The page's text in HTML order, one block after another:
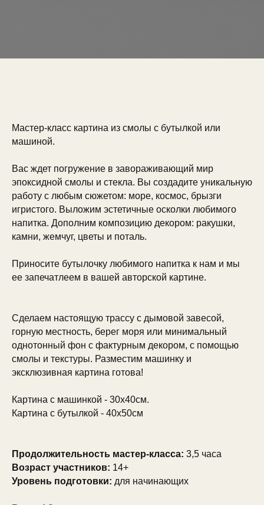
Мастер-класс картина из смолы с бутылкой или
машиной.
Вас ждет погружение в завораживающий мир
эпоксидной смолы и стекла. Вы создадите уникальную
работу с любым сюжетом: море, космос, брызги
игристого. Выложим эстетичные осколки любимого
напитка. Дополним композицию декором: ракушки,
камни, жемчуг, цветы и поталь.
Приносите бутылочку любимого напитка к нам и мы
ее запечатлеем в вашей авторской картине.
Сделаем настоящую трассу с дымовой завесой,
горную местность, берег моря или минимальный
однотонный фон с фактурным декором, с помощью
смолы и текстуры. Разместим машинку и
эксклюзивная картина готова!
Картина с машинкой - 30х40см.
Картина с бутылкой - 40х50см
Продолжительность мастер-класса: 3,5 часа
Возраст участников: 14+
Уровень подготовки: для начинающих